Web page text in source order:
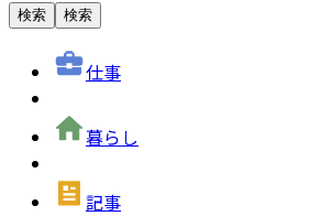
検索 検索
仕事
暮らし
記事